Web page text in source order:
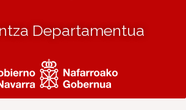
Departamentua